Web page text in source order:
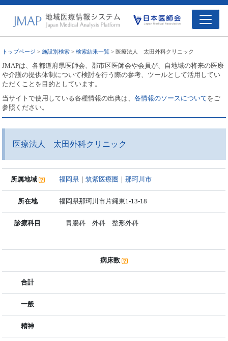
トップページ >施設別検索 >検索結果一覧 > 医療法人 太田外科クリニック
JMAPは、各都道府県医師会、郡市区医師会や会員が、自地域の将来の医療
や介護の提供体制について検討を行う際の参考、ツールとして活用してい
ただくことを目的としています。
当サイトで使用している各種情報の出典は、各情報のソースについてをご
参照ください。
医療法人 太田外科クリニック
所属地域 福岡県 ｜筑紫医療圏 ｜那珂川市
所在地 福岡県那珂川市片縄東1-13-18
診療科目 胃腸科 外科 整形外科
病床数
合計
一般
精神